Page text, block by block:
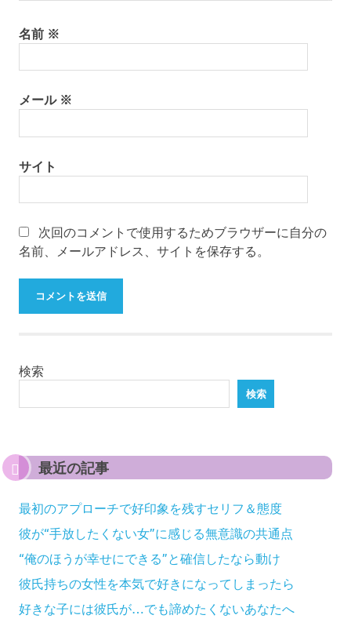
名前 ※
メール ※
サイト
次回のコメントで使用するためブラウザーに自分の
名前、メールアドレス、サイトを保存する。
検索
検索
最近の記事
最初のアプローチで好印象を残すセリフ＆態度
彼が“手放したくない女”に感じる無意識の共通点
“俺のほうが幸せにできる”と確信したなら動け
彼氏持ちの女性を本気で好きになってしまったら
好きな子には彼氏が…でも諦めたくないあなたへ